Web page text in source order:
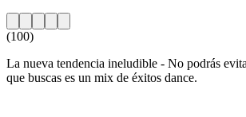
(100)
La nueva tendencia ineludible - No podrás
que buscas es un mix de éxitos dance.